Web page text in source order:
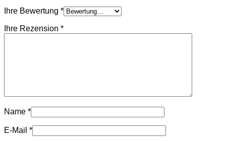
Ihre Bewertung *
Ihre Rezension *
Name *
E-Mail *